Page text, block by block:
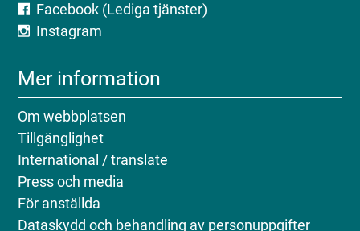
Facebook (Lediga tjänster)
Instagram
Mer information
Om webbplatsen
Tillgänglighet
International / translate
Press och media
För anställda
Dataskydd och behandling av personuppgifter